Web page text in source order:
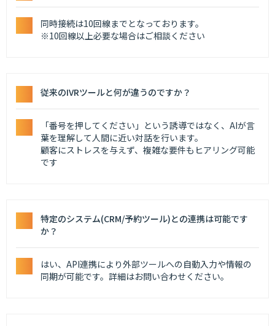
同時接続は10回線までとなっております。
※10回線以上必要な場合はご相談ください
従来のIVRツールと何が違うのですか？
「番号を押してください」という誘導ではなく、AIが言
葉を理解して人間に近い対話を行います。
顧客にストレスを与えず、複雑な要件もヒアリング可能
です
特定のシステム(CRM/予約ツール)との連携は可能です
か？
はい、API連携により外部ツールへの自動入力や情報の
同期が可能です。詳細はお問い合わせください。